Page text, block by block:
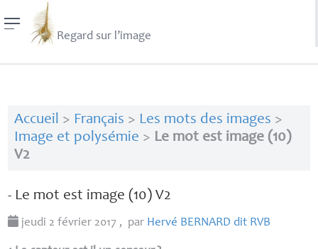
Regard sur l’image
Accueil > Français > Les mots des images >
Image et polysémie > Le mot est image (10)
V2
- Le mot est image (10) V2
jeudi 2 février 2017 , par Hervé BERNARD dit RVB